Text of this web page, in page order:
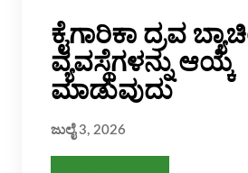
ಕೈಗಾರಿಕಾ ದ್ರವ
ವ್ಯವಸ್ಥೆಗಳನ್ನು ಆಯ್ಕೆ
ಮಾಡುವುದು
ಜುಲೈ 3, 2026